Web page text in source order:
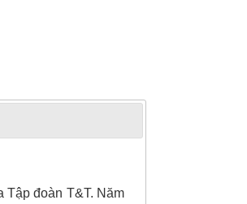
Tập đoàn T&T. Năm